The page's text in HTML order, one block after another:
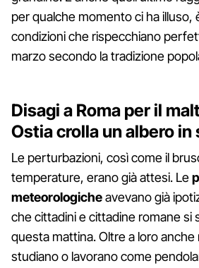
per qualche momento ci ha illuso,
condizioni che rispecchiano
marzo secondo la tradizione
Disagi a Roma per il
Ostia crolla un albero in
Le perturbazioni, così come il
temperature, erano già attesi. Le
meteorologicheavevano già
che cittadini e cittadine romane si
questa mattina. Oltre a loro
studiano o lavorano come